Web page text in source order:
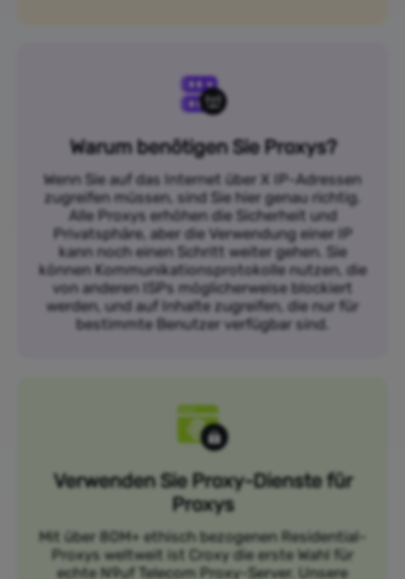
Warum benötigen Sie Proxys?
Wenn Sie auf das Internet über X IP-Adressen
zugreifen müssen, sind Sie hier genau richtig.
Alle Proxys erhöhen die Sicherheit und
Privatsphäre, aber die Verwendung einer IP
kann noch einen Schritt weiter gehen. Sie
können Kommunikationsprotokolle nutzen, die
von anderen ISPs möglicherweise blockiert
werden, und auf Inhalte zugreifen, die nur für
bestimmte Benutzer verfügbar sind.
Verwenden Sie Proxy-Dienste für
Proxys
Mit über 80M+ ethisch bezogenen Residential-
Proxys weltweit ist Croxy die erste Wahl für
echte N9uf Telecom Proxy-Server. Unsere